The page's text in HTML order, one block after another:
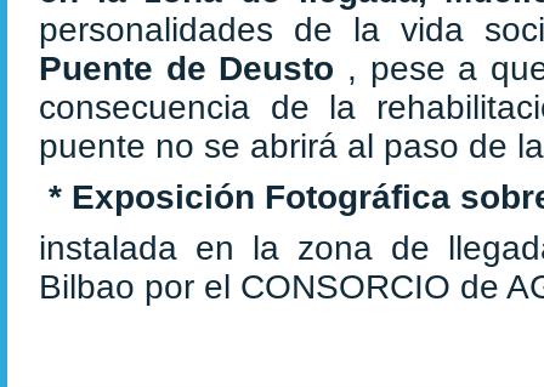
personalidades de la vida
Puente de Deusto , pese a
consecuencia de la
puente no se abrirá al paso de
* Exposición Fotográfica
instalada en la zona de
Bilbao por el CONSORCIO de